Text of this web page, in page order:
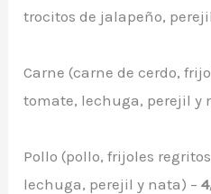
trocitos de jalapeño,
Carne (carne de cerdo,
tomate, lechuga, perejil y
Pollo (pollo, frijoles
lechuga, perejil y nata) –